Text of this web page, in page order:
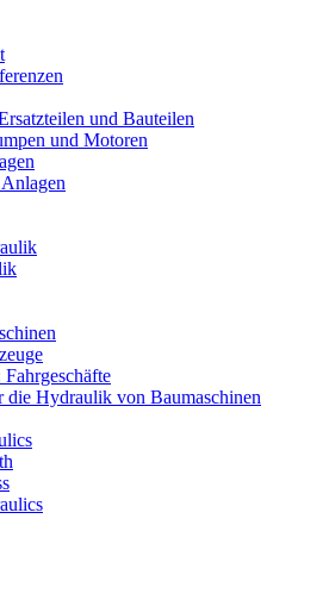
und Bauteilen
und Motoren
die Hydraulik von Baumaschinen